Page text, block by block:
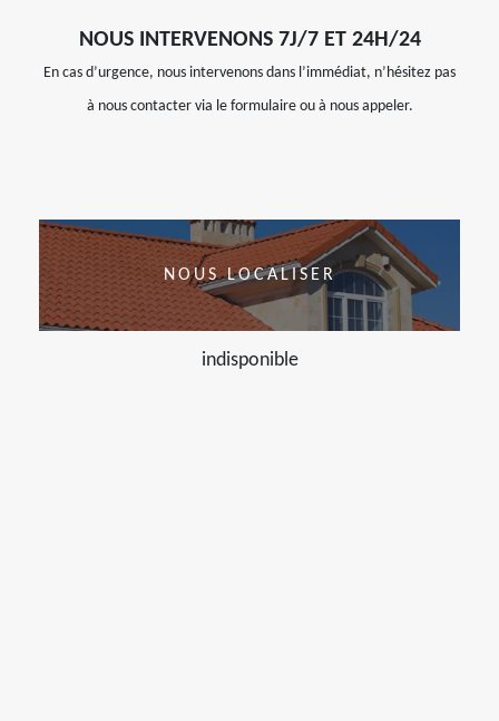
NOUS INTERVENONS 7J/7 ET 24H/24
En cas d’urgence, nous intervenons dans l’immédiat, n’hésitez pas
à nous contacter via le formulaire ou à nous appeler.
NOUS LOCALISER
indisponible